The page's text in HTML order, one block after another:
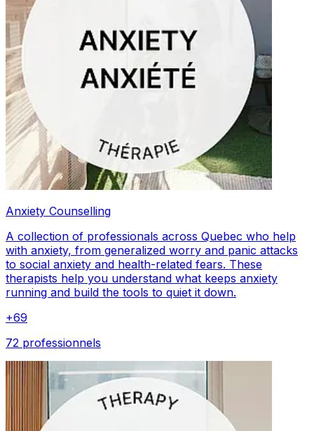
Anxiety Counselling
A collection of professionals across Quebec who help
with anxiety, from generalized worry and panic attacks
to social anxiety and health-related fears. These
therapists help you understand what keeps anxiety
running and build the tools to quiet it down.
+69
72 professionnels